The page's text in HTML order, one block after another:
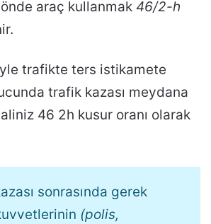
araç kullanmak 46/2-h
trafikte ters istikamete
trafik kazası meydana
46 2h kusur oranı olarak
sonrasında gerek
(polis,